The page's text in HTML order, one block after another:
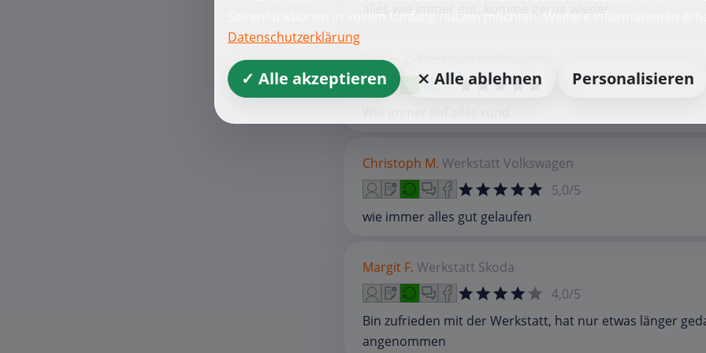
alles wie immer gut, komme gerne wieder
Stefan Z.
5,0/5
Christoph M. Werkstatt Volkswagen
5,0/5
wie immer alles gut gelaufen
Margit F. Werkstatt Skoda
4,0/5
Bin zufrieden mit der Werkstatt, hat nur etwas länger
angenommen
Seitenfunktionen in vollem Umfang nutzen möchten. Weitere Informationen
Datenschutzerklärung
✓ Alle akzeptieren ⨯ Alle ablehnen Personalisieren